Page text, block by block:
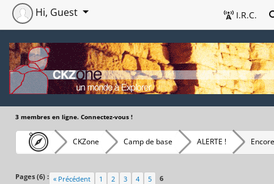
I.R.C.
Hi, Guest
3 membres en ligne. Connectez-vous !
CKZone Camp de base ALERTE !
Pages (6) : « Précédent 1 2 3 4 5 6